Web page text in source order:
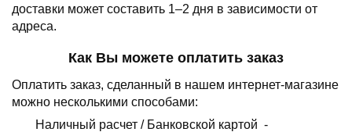
доставки может составить 1–2 дня в зависимости от
адреса.
Как Вы можете оплатить заказ
Оплатить заказ, сделанный в нашем интернет-магазине
можно несколькими способами:
Наличный расчет / Банковской картой -